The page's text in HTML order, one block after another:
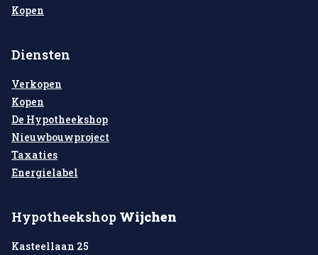
Kopen
Diensten
Verkopen
Kopen
De Hypotheekshop
Nieuwbouwproject
Taxaties
Energielabel
Hypotheekshop Wijchen
Kasteellaan 25